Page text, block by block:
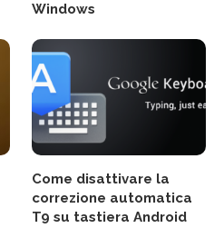
Windows
Come disattivare la
correzione automatica
T9 su tastiera Android